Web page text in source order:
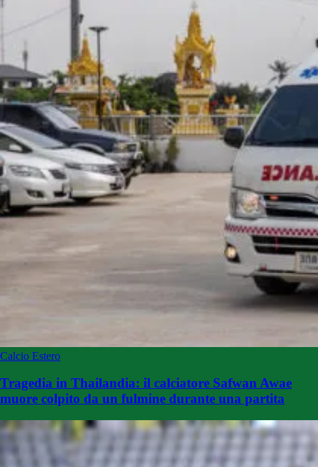
Calcio Estero
Tragedia in Thailandia: il calciatore Safwan Awae
muore colpito da un fulmine durante una partita